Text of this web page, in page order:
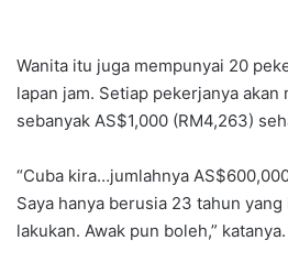
Wanita itu juga mempunyai 20
lapan jam. Setiap pekerjanya akan
sebanyak AS$1,000 (RM4,263)
“Cuba kira…jumlahnya
Saya hanya berusia 23 tahun
lakukan. Awak pun boleh,” katanya.